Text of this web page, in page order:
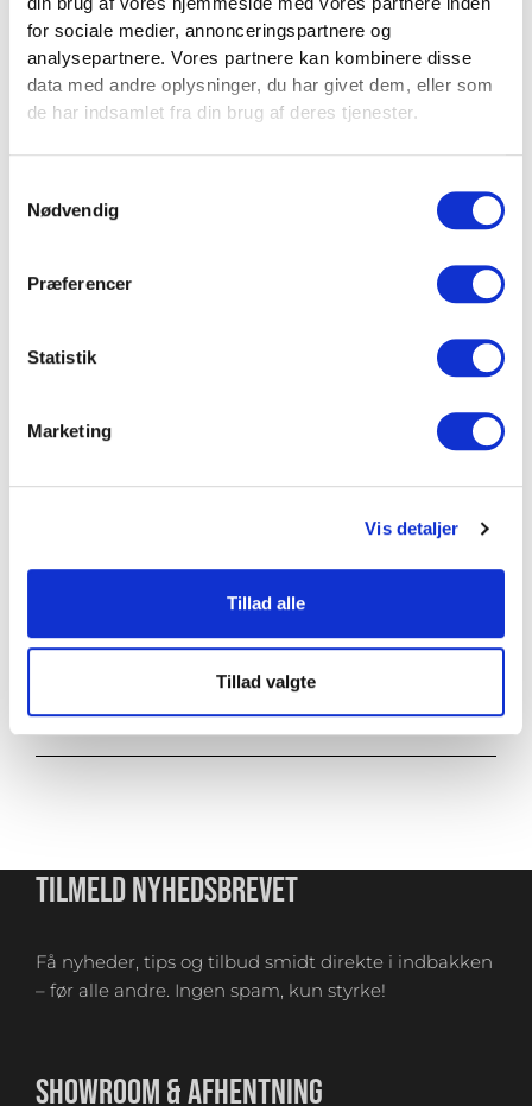
for sociale medier, annonceringspartnere og
analysepartnere. Vores partnere kan kombinere disse
data med andre oplysninger, du har givet dem, eller som
de har indsamlet fra din brug af deres tjenester.
Nødvendig
Præferencer
Statistik
Marketing
Vis detaljer
Tillad alle
Tillad valgte
Varenr. FT3320
Antal 1 stk
Bredde 42 cm
Tykkelse 20mm
TILMELD NYHEDSBREVET
Få nyheder, tips og tilbud smidt direkte i indbakken
– før alle andre. Ingen spam, kun styrke!
SHOWROOM & AFHENTNING